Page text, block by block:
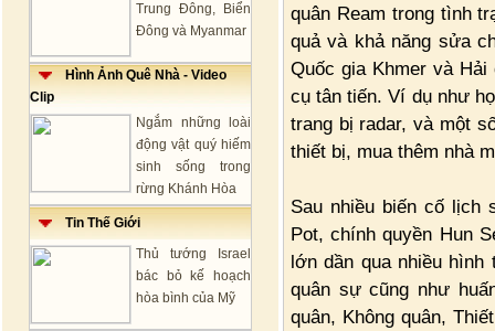
Trung Đông, Biển
Đông và Myanmar
Hình Ảnh Quê Nhà - Video
Clip
Ngắm những loài
động vật quý hiếm
sinh sống trong
rừng Khánh Hòa
Tin Thế Giới
Thủ tướng Israel
bác bỏ kế hoạch
hòa bình của Mỹ
quân Ream trong tình
quả và khả năng sửa
Quốc gia Khmer và Hải
cụ tân tiến. Ví dụ như
trang bị radar, và một
thiết bị, mua thêm nhà
Sau nhiều biến cố lịch
Pot, chính quyền Hun
lớn dần qua nhiều
quân sự cũng như
quân, Không quân,